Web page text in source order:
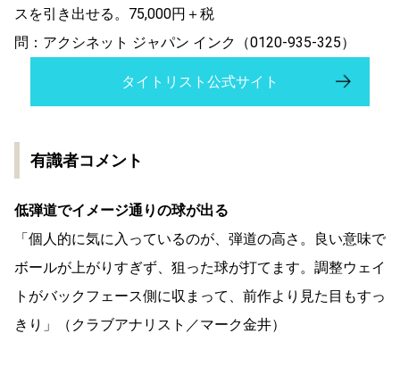
スを引き出せる。75,000円＋税
問：アクシネット ジャパン インク（0120-935-325）
タイトリスト公式サイト
有識者コメント
低弾道でイメージ通りの球が出る
「個人的に気に入っているのが、弾道の高さ。良い意味で
ボールが上がりすぎず、狙った球が打てます。調整ウェイ
トがバックフェース側に収まって、前作より見た目もすっ
きり」（クラブアナリスト／マーク金井）